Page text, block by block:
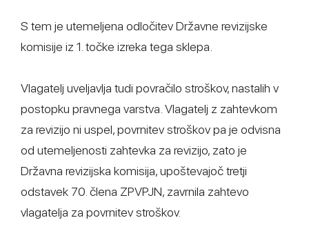
S tem je utemeljena odločitev Državne revizijske
komisije iz 1. točke izreka tega sklepa.
Vlagatelj uveljavlja tudi povračilo stroškov, nastalih v
postopku pravnega varstva. Vlagatelj z zahtevkom
za revizijo ni uspel, povrnitev stroškov pa je odvisna
od utemeljenosti zahtevka za revizijo, zato je
Državna revizijska komisija, upoštevajoč tretji
odstavek 70. člena ZPVPJN, zavrnila zahtevo
vlagatelja za povrnitev stroškov.